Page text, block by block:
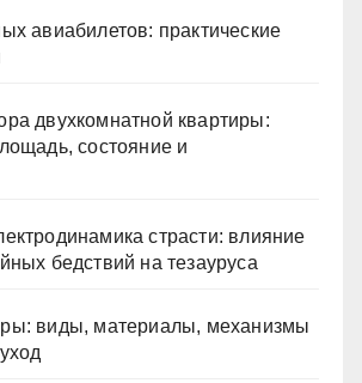
авиабилетов: практические
двухкомнатной квартиры:
состояние и
страсти: влияние
бедствий на тезауруса
виды, материалы, механизмы